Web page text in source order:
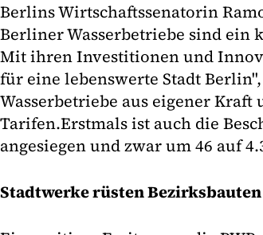
Berlins Wirtschaftssenatorin
Berliner Wasserbetriebe sind ein
Mit ihren Investitionen und
für eine lebenswerte Stadt
Wasserbetriebe aus eigener
Tarifen.Erstmals ist auch die
angesiegen und zwar um 46 auf
Stadtwerke rüsten